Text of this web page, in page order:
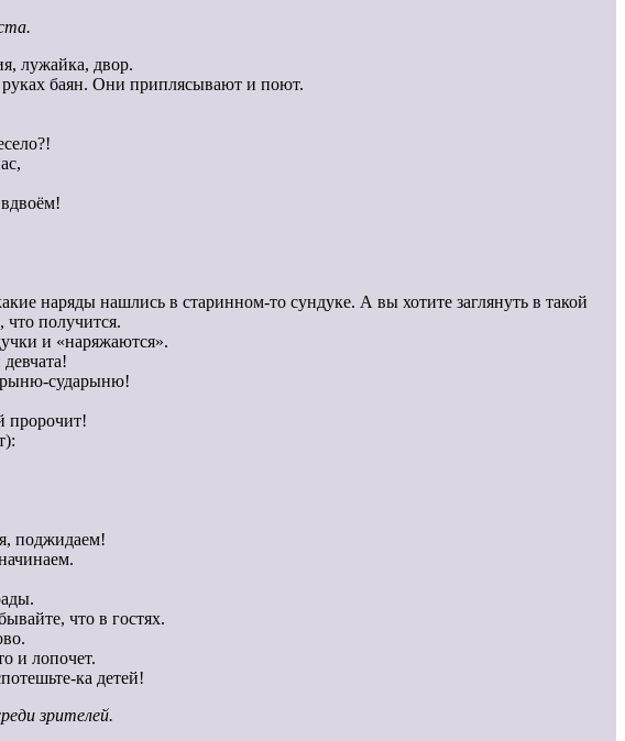
лужайка, двор.
баян. Они приплясывают и поют.
наряды нашлись в старинном-то сундуке. А вы хотите заглянуть в такой
что получится.
и «наряжаются».
сударыню!
пророчит!
поджидаем!
что в гостях.
и лопочет.
ка детей!
зрителей.